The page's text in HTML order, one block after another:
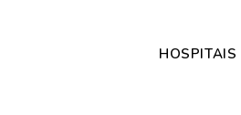
HOSPITAIS